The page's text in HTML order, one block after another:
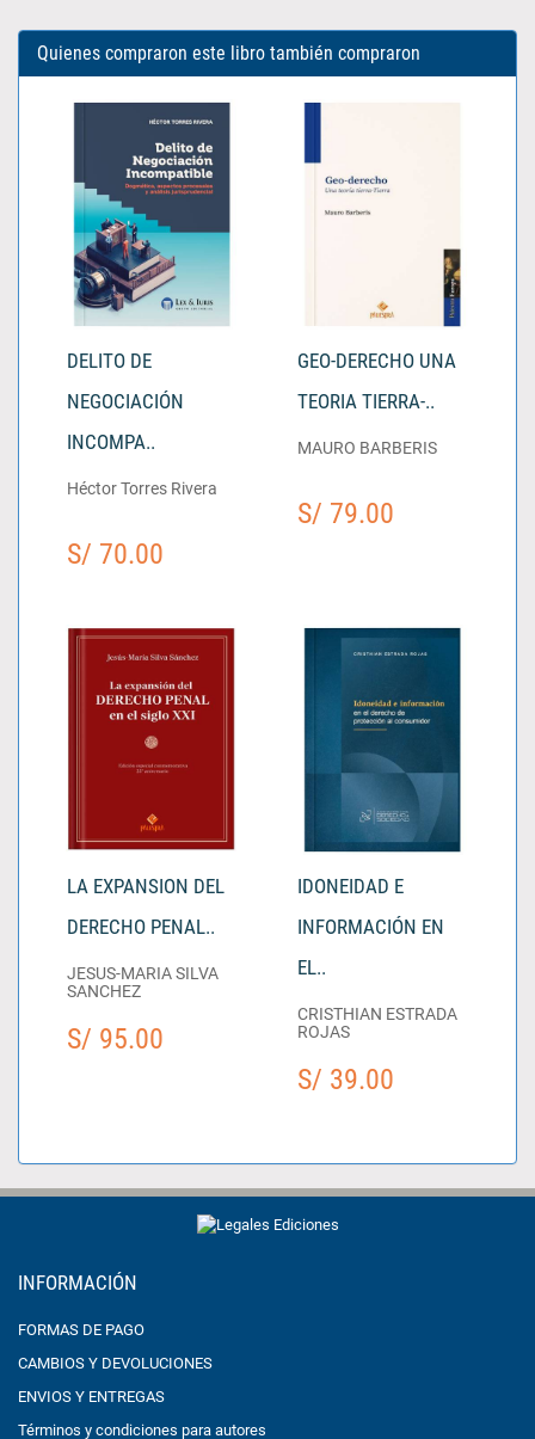
Quienes compraron este libro también compraron
DELITO DE
NEGOCIACIÓN
INCOMPA..
Héctor Torres Rivera
S/ 70.00
GEO-DERECHO UNA
TEORIA TIERRA-..
MAURO BARBERIS
S/ 79.00
LA EXPANSION DEL
DERECHO PENAL..
JESUS-MARIA SILVA
SANCHEZ
S/ 95.00
IDONEIDAD E
INFORMACIÓN EN
EL..
CRISTHIAN ESTRADA
ROJAS
S/ 39.00
INFORMACIÓN
FORMAS DE PAGO
CAMBIOS Y DEVOLUCIONES
ENVIOS Y ENTREGAS
Términos y condiciones para autores